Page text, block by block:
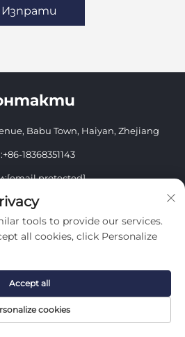
Изпрати
Babu Town, Haiyan, Zhejiang
+86-18368351143
[email protected]
+86-18368351143
© 2026 Zhejiang Youbang Building
And Export Co., Ltd.
tools to provide our services.
all cookies, click Personalize
cookies
Accept all